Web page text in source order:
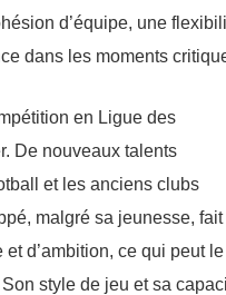
d’équipe, une
dans les moments
en Ligue des
De nouveaux talents
et les anciens clubs
malgré sa jeunesse, fait
d’ambition, ce qui peut le
style de jeu et sa